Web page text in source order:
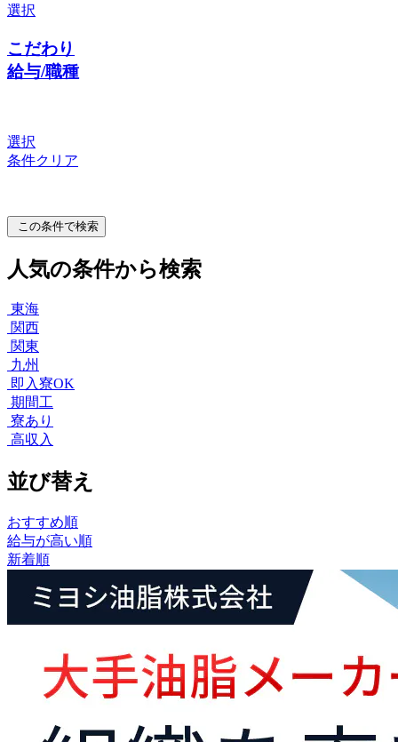
選択
こだわり
給与/職種
選択
条件クリア
この条件で検索
人気の条件から検索
東海
関西
関東
九州
即入寮OK
期間工
寮あり
高収入
並び替え
おすすめ順
給与が高い順
新着順